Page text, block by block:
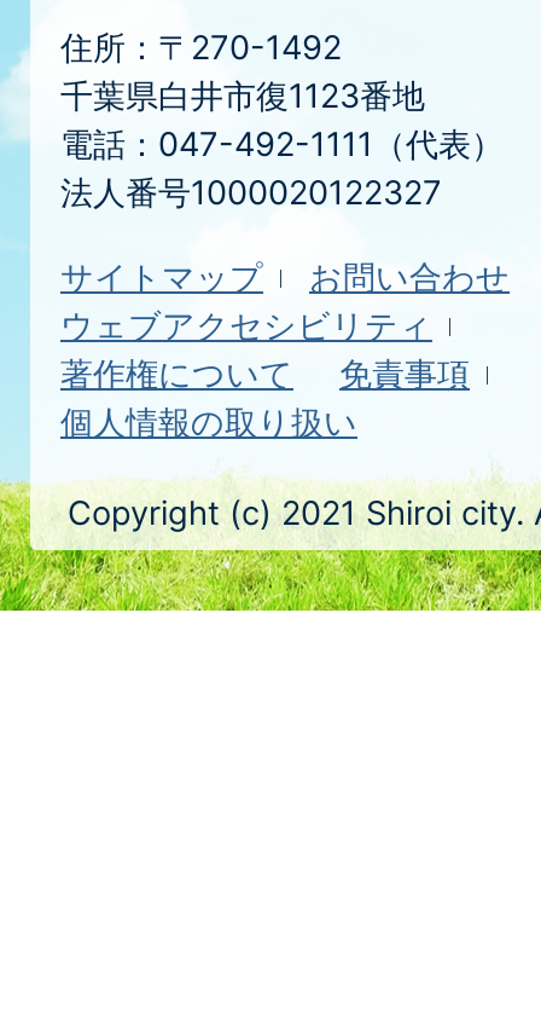
住所：〒270-1492
千葉県白井市復1123番地
電話：047-492-1111（代表）
法人番号1000020122327
サイトマップ
お問い合わせ
ウェブアクセシビリティ
著作権について
免責事項
個人情報の取り扱い
Copyright (c) 2021 Shiroi city.